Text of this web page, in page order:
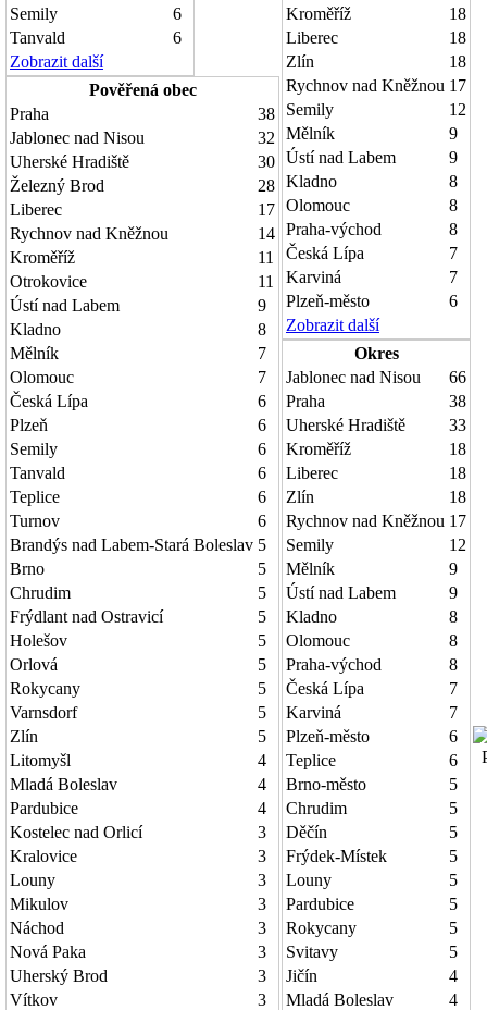
Semily
6
Tanvald
6
Zobrazit další
Pověřená obec
Praha
38
Jablonec nad Nisou
32
Uherské Hradiště
30
Železný Brod
28
Liberec
17
Rychnov nad Kněžnou
14
Kroměříž
11
Otrokovice
11
Ústí nad Labem
9
Kladno
8
Mělník
7
Olomouc
7
Česká Lípa
6
Plzeň
6
Semily
6
Tanvald
6
Teplice
6
Turnov
6
Brandýs nad Labem-Stará Boleslav 5
Brno
5
Chrudim
5
Frýdlant nad Ostravicí
5
Holešov
5
Orlová
5
Rokycany
5
Varnsdorf
5
Zlín
5
Litomyšl
4
Mladá Boleslav
4
Pardubice
4
Kostelec nad Orlicí
3
Kralovice
3
Louny
3
Mikulov
3
Náchod
3
Nová Paka
3
Uherský Brod
3
Vítkov
3
Kroměříž
18
Liberec
18
Zlín
18
Rychnov nad Kněžnou 17
Semily
12
Mělník
9
Ústí nad Labem
9
Kladno
8
Olomouc
8
Praha-východ
8
Česká Lípa
7
Karviná
7
Plzeň-město
6
Zobrazit další
Okres
Jablonec nad Nisou
66
Praha
38
Uherské Hradiště
33
Kroměříž
18
Liberec
18
Zlín
18
Rychnov nad Kněžnou 17
Semily
12
Mělník
9
Ústí nad Labem
9
Kladno
8
Olomouc
8
Praha-východ
8
Česká Lípa
7
Karviná
7
Plzeň-město
6
Teplice
6
Brno-město
5
Chrudim
5
Děčín
5
Frýdek-Místek
5
Louny
5
Pardubice
5
Rokycany
5
Svitavy
5
Jičín
4
Mladá Boleslav
4